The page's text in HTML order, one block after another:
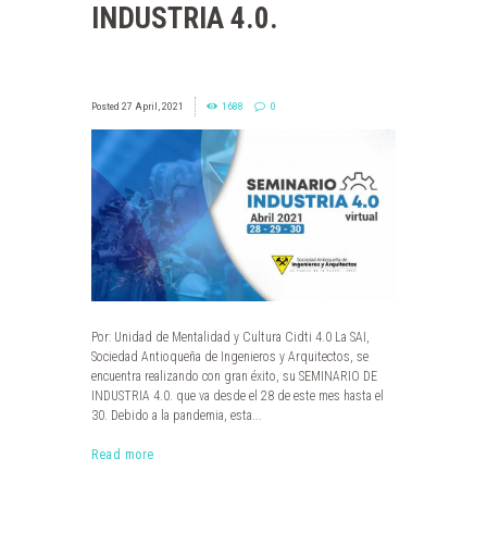
INDUSTRIA 4.0.
27 April, 2021 1688 0
Por: Unidad de Mentalidad y Cultura Cidti 4.0 La SAI,
Sociedad Antioqueña de Ingenieros y Arquitectos, se
encuentra realizando con gran éxito, su SEMINARIO DE
INDUSTRIA 4.0. que va desde el 28 de este mes hasta el
30. Debido a la pandemia, esta...
Read more